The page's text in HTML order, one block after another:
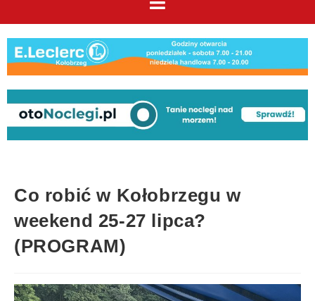
Co robić w Kołobrzegu w
weekend 25-27 lipca?
(PROGRAM)